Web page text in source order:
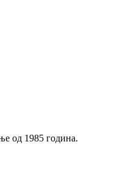
од 1985 година.